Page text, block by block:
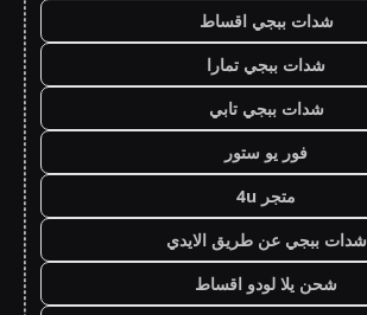
شدات ببجي اقساط
شدات ببجي تمارا
شدات ببجي تابي
فور يو ستور
متجر 4u
شدات ببجي عن طريق الايدي
شحن يلا لودو اقساط